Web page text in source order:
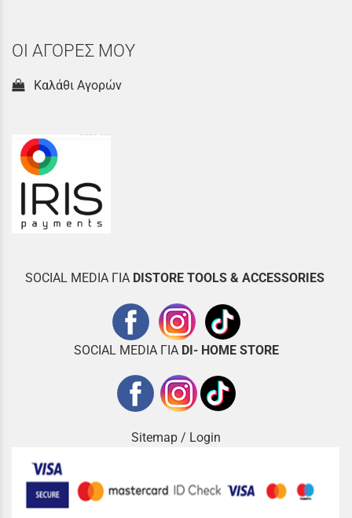
ΟΙ ΑΓΟΡΕΣ ΜΟΥ
Καλάθι Αγορών
SOCIAL MEDIA ΓΙΑ DISTORE TOOLS & ACCESSORIES
SOCIAL MEDIA ΓΙΑ DI- HOME STORE
Sitemap / Login